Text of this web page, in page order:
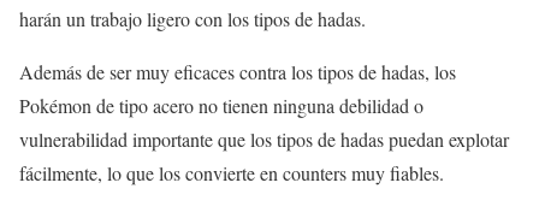
harán un trabajo ligero con los tipos de hadas.
Además de ser muy eficaces contra los tipos de hadas, los
Pokémon de tipo acero no tienen ninguna debilidad o
vulnerabilidad importante que los tipos de hadas puedan explotar
fácilmente, lo que los convierte en counters muy fiables.